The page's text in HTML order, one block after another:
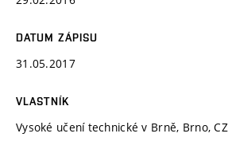
DATUM ZÁPISU
31.05.2017
VLASTNÍK
Vysoké učení technické v Brně, Brno, CZ